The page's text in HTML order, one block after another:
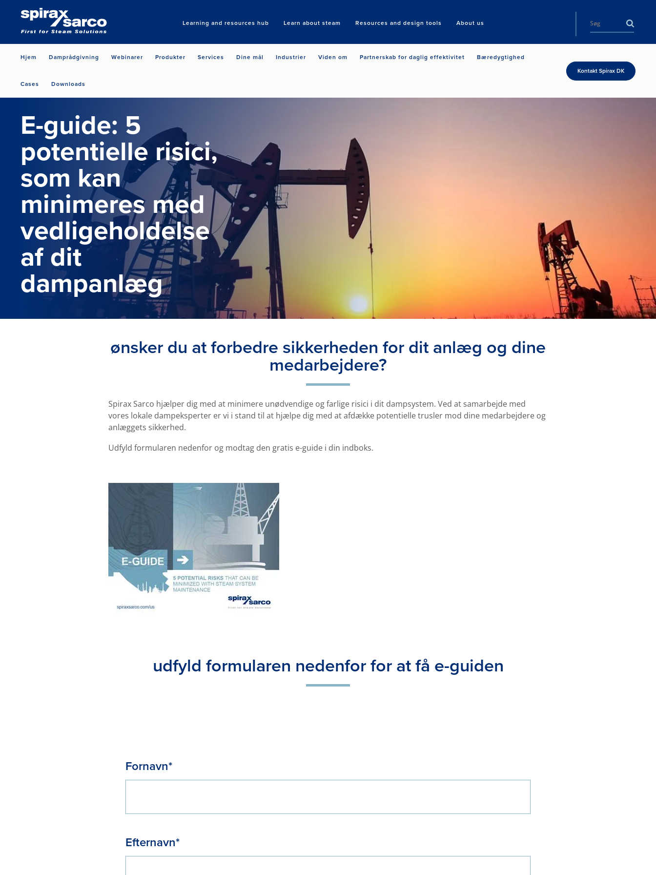
Learning and resources hub Learn about steam Resources and design tools About us
Search
Hjem Damprådgivning Webinarer Produkter Services Dine mål Industrier Viden om Partnerskab for daglig effektivitet Bæredygtighed
Cases Downloads
Kontakt Spirax DK
E-guide: 5
potentielle risici,
som kan
minimeres med
vedligeholdelse
af dit
dampanlæg
ønsker du at forbedre sikkerheden for dit anlæg og dine
medarbejdere?
Spirax Sarco hjælper dig med at minimere unødvendige og farlige risici i dit dampsystem. Ved at samarbejde med
vores lokale dampeksperter er vi i stand til at hjælpe dig med at afdække potentielle trusler mod dine medarbejdere og
anlæggets sikkerhed.
Udfyld formularen nedenfor og modtag den gratis e-guide i din indboks.
udfyld formularen nedenfor for at få e-guiden
Fornavn*
Efternavn*